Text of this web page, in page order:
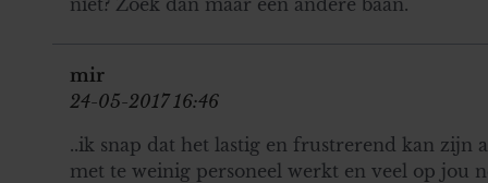
mir
24-05-2017 16:46
..ik snap dat het lastig en frustrerend kan zijn
met te weinig personeel werkt en veel op jou